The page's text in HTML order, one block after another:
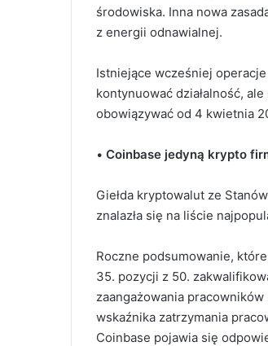
środowiska. Inna nowa
z energii odnawialnej.
Istniejące wcześniej
kontynuować działalność,
obowiązywać od 4 kwietnia
• Coinbase jedyną krypto
Giełda kryptowalut ze
znalazła się na liście
Roczne podsumowanie,
35. pozycji z 50.
zaangażowania
wskaźnika zatrzymania
Coinbase pojawia się